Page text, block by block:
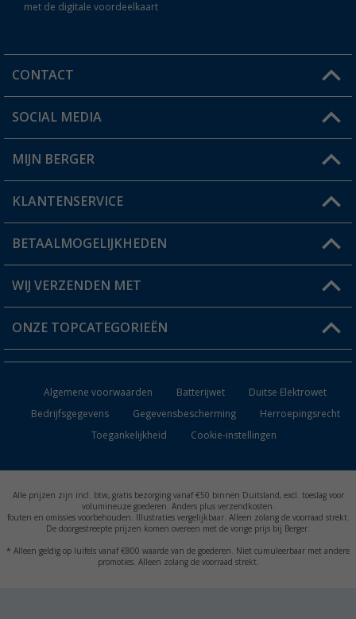
met de digitale voordeelkaart
CONTACT
Een vraag?
Winkel vinden
SOCIAL MEDIA
MIJN BERGER
Mijn account
Status bestelling
Verlanglijstje
KLANTENSERVICE
FAQ & Contact
Verzendinformatie
Catalogus
BETAALMOGELIJKHEDEN
WIJ VERZENDEN MET
ONZE TOPCATEGORIEËN
Campingmeubilair
Campingtoiletten
Inbouwkachels
Algemene voorwaarden Batterijwet
Duitse Elektrowet
Bedrijfsgegevens
Gegevensbescherming
Herroepingsrecht
Toegankelijkheid
Cookie-instellingen
Alle prijzen zijn incl. btw, gratis bezorging vanaf €50 binnen Duitsland, excl. toeslag voor
volumineuze goederen. Anders plus verzendkosten.
fouten en omissies voorbehouden. Illustraties vergelijkbaar. Alleen zolang de voorraad strekt.
De doorgestreepte prijzen komen overeen met de vorige prijs bij Berger.
* Alleen geldig op luifels vanaf €800 waarde van de goederen. Niet cumuleerbaar met andere
promoties. Alleen zolang de voorraad strekt.